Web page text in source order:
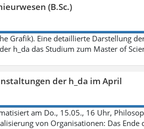
(B.Sc.)
Grafik). Eine detaillierte Darstellung
h_da das Studium zum Master of
der h_da im April
am Do., 15.05., 16 Uhr,
von Organisationen: Das Ende